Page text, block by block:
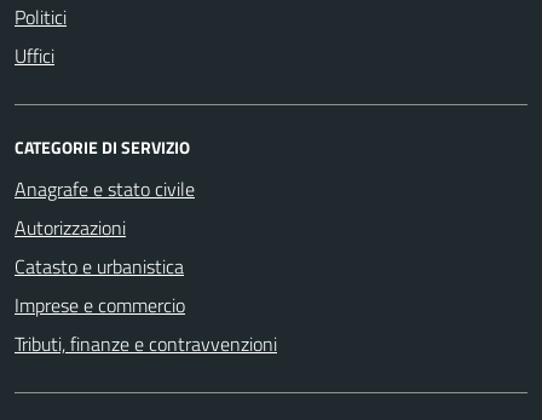
Politici
Uffici
CATEGORIE DI SERVIZIO
Anagrafe e stato civile
Autorizzazioni
Catasto e urbanistica
Imprese e commercio
Tributi, finanze e contravvenzioni